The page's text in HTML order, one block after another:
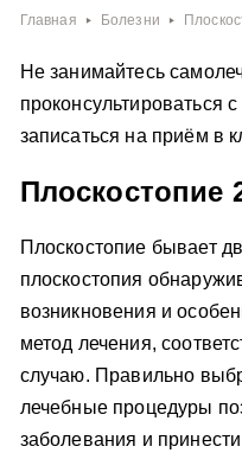
Главная Болезни
Не занимайтесь
проконсультироваться
записаться на приём в
Плоскостопие
Плоскостопие бывает
плоскостопия
возникновения и
метод лечения,
случаю. Правильно
лечебные процедуры
заболевания и